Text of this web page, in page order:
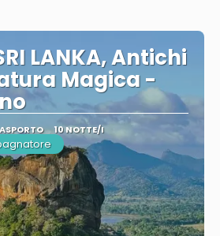
LANKA, Antichi
Magica -
10 NOTTE/I